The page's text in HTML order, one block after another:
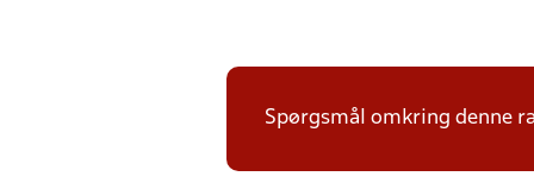
Spørgsmål omkring denne